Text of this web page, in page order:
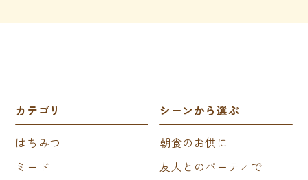
カテゴリ
はちみつ
ミード
シーンから選ぶ
朝食のお供に
友人とのパーティで